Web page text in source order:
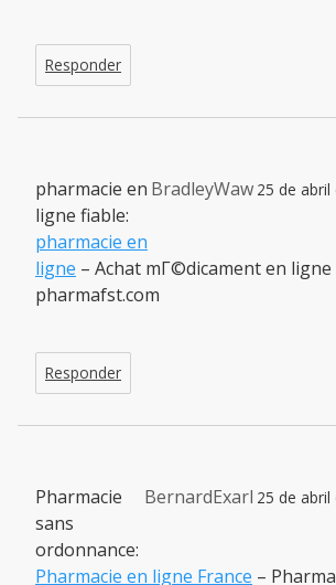
Responder
BradleyWaw 25 de abril
pharmacie en
ligne fiable:
pharmacie en
ligne – Achat mГ©dicament en ligne
pharmafst.com
Responder
BernardExarl 25 de abril
Pharmacie
sans
ordonnance:
Pharmacie en ligne France –